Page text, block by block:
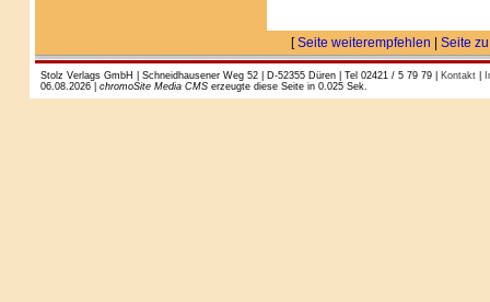
[Seite weiterempfehlen Seite
Stolz Verlags GmbH | Schneidhausener Weg 52 | D-52355 Düren | Tel 02421 / 5 79 79 | Kontakt|
06.08.2026 | chromoSite Media CMSerzeugte diese Seite in 0.025 Sek.